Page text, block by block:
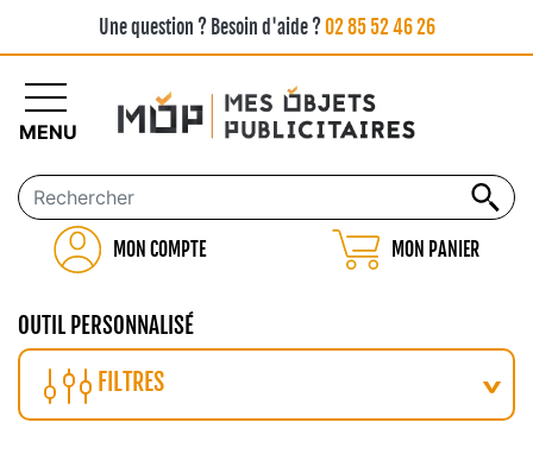
Une question ? Besoin d'aide ?02 85 52 46 26
MON COMPTE MON PANIER
MENU
OUTIL PERSONNALISÉ
FILTRES